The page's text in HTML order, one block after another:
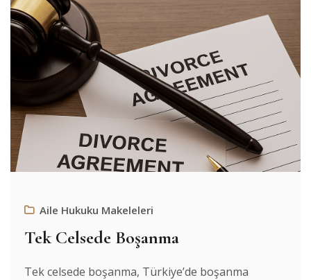
Aile Hukuku Makeleleri
Tek Celsede Boşanma
Tek celsede boşanma, Türkiye’de boşanma